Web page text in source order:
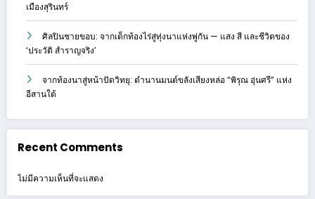
เมืองสุรินทร์
ศิลปินชายขอบ: จากเด็กท้องไร่สู่ทุ่งนาแห่งพู่กัน — แสง สี และชีวิตของ
‘ประวัติ สำราญจริง’
จากท้องนาสู่หน้าปัดวิทยุ: ตำนานมนต์ขลังเสียงหล่อ “พิรุณ อุ่นศรี” แห่ง
อีสานใต้
Recent Comments
ไม่มีความเห็นที่จะแสดง